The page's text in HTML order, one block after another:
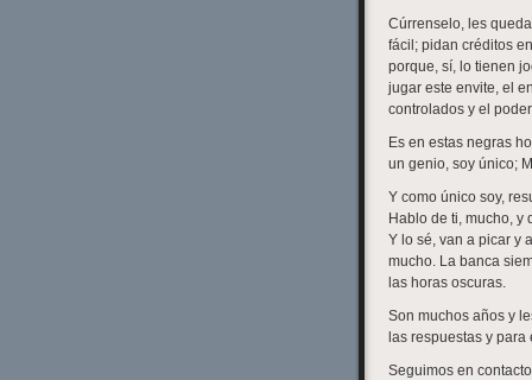
Cúrrenselo, les
fácil; pidan créditos
porque, sí, lo tienen
jugar este envite, el
controlados y el
Es en estas negras
un genio, soy único;
Y como único soy,
Hablo de ti, mucho, y
Y lo sé, van a picar y
mucho. La banca
las horas oscuras.
Son muchos años y
las respuestas y para
Seguimos en